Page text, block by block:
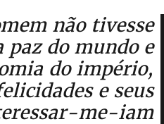
não tivesse
paz do mundo e
do império,
e seus
me-iam